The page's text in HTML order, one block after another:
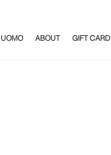
UOMO ABOUT GIFT CARD